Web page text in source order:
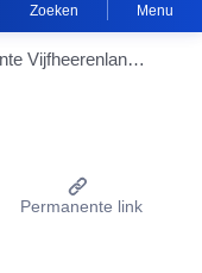
Zoeken Menu
Gemeente Vijfheerenlanden - Personeelsinformatie- en salarissysteem
Permanente link